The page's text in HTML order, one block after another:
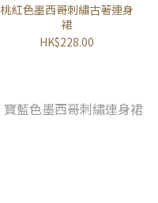
桃紅色墨西哥刺繡古著連身
裙
HK$228.00